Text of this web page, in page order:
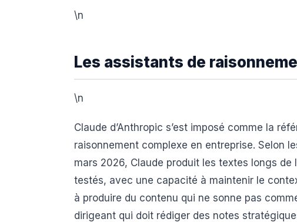
\n
Les assistants de
\n
Claude d’Anthropic s’est imposé comme la
raisonnement complexe en entreprise. Selon
mars 2026, Claude produit les textes longs
testés, avec une capacité à maintenir le
à produire du contenu qui ne sonne pas
dirigeant qui doit rédiger des notes